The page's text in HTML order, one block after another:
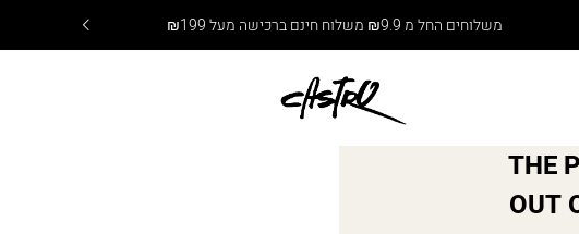
משלוחים החל מ ₪9.9 משלוח חינם ברכישה מעל ₪199
THE
OUT